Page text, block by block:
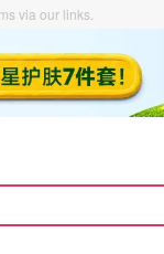
via our links.